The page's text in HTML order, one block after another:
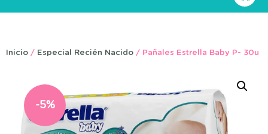
Inicio / Especial Recién Nacido / Pañales Estrella Baby P- 30u
-5%